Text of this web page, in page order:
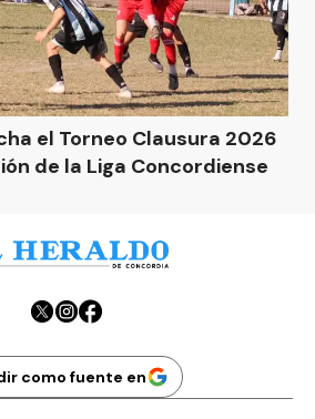
el Torneo Clausura 2026
de la Liga Concordiense
como fuente en